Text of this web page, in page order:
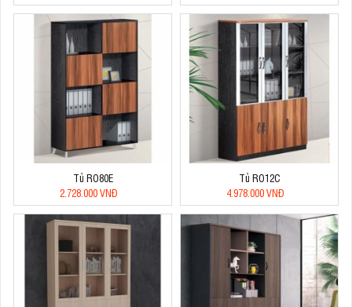
Tủ RO80E
2.728.000 VNĐ
Tủ RO12C
4.978.000 VNĐ